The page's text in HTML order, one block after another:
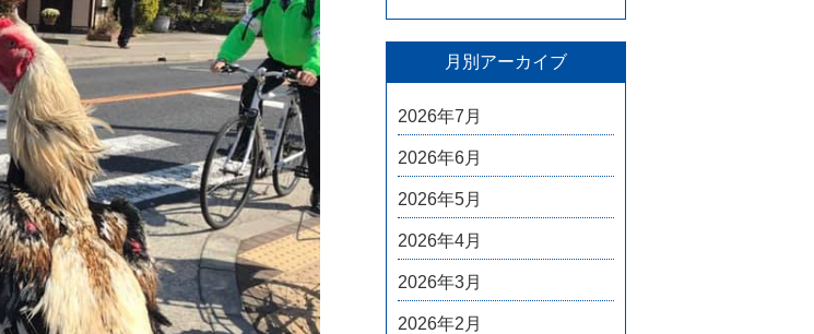
月別アーカイブ
2026年7月
2026年6月
2026年5月
2026年4月
2026年3月
2026年2月